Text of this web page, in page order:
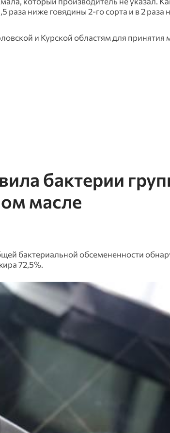
раза ниже говядины 2-го сорта и в 2 раза
и Курской областям для принятия
бактерии
масле
бактериальной обсемененности
72,5%.